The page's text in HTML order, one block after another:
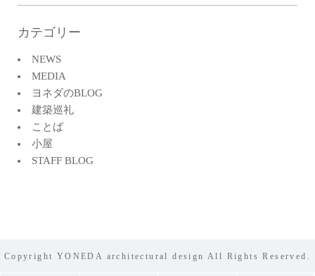
カテゴリー
NEWS
MEDIA
ヨネダのBLOG
建築巡礼
ことば
小屋
STAFF BLOG
Copyright YONEDA architectural design All Rights Reserved.